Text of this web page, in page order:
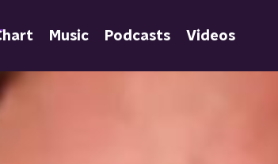
Music Podcasts Videos